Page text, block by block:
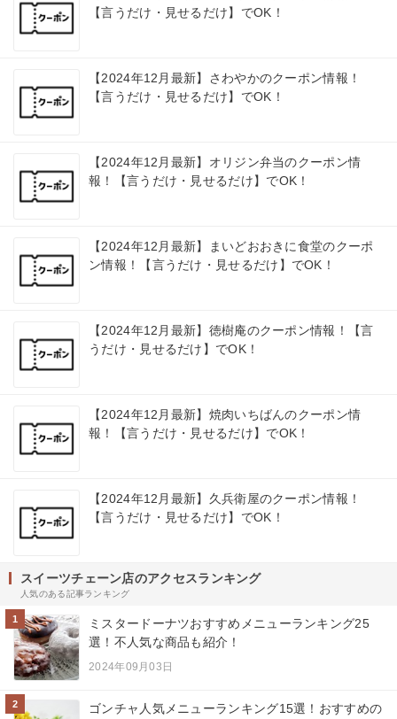
【言うだけ・見せるだけ】でOK！
【2024年12月最新】さわやかのクーポン情報！
【言うだけ・見せるだけ】でOK！
【2024年12月最新】オリジン弁当のクーポン情
報！【言うだけ・見せるだけ】でOK！
【2024年12月最新】まいどおおきに食堂のクーポ
ン情報！【言うだけ・見せるだけ】でOK！
【2024年12月最新】徳樹庵のクーポン情報！【言
うだけ・見せるだけ】でOK！
【2024年12月最新】焼肉いちばんのクーポン情
報！【言うだけ・見せるだけ】でOK！
【2024年12月最新】久兵衛屋のクーポン情報！
【言うだけ・見せるだけ】でOK！
スイーツチェーン店のアクセスランキング
人気のある記事ランキング
1
ミスタードーナツおすすめメニューランキング25
選！不人気な商品も紹介！
2024年09月03日
2
ゴンチャ人気メニューランキング15選！おすすめの